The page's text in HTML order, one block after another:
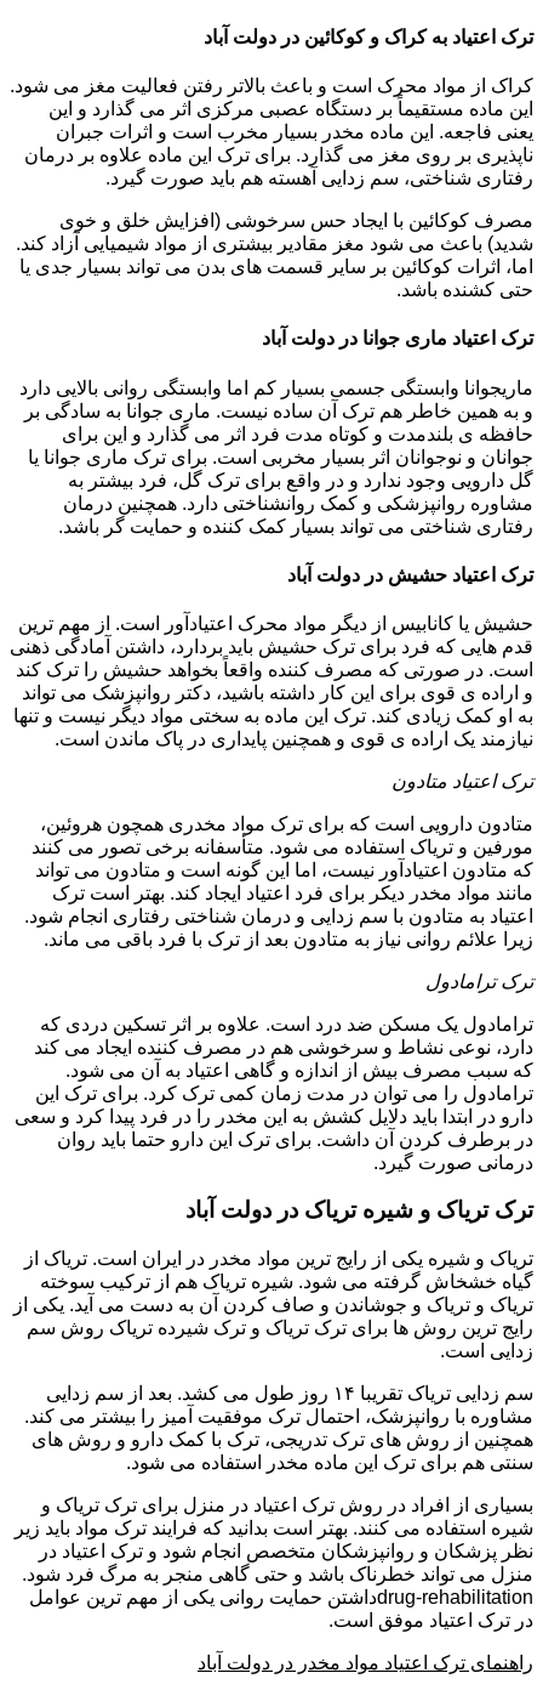
ترک اعتیاد به کراک و کوکائین در دولت آباد
کراک از مواد محرک است و باعث بالاتر رفتن فعالیت مغز می شود.
این ماده مستقیماً بر دستگاه عصبی مرکزی اثر می گذارد و این
یعنی فاجعه. این ماده مخدر بسیار مخرب است و اثرات جبران
ناپذیری بر روی مغز می گذارد. برای ترک این ماده علاوه بر درمان
رفتاری شناختی، سم زدایی آهسته هم باید صورت گیرد.
مصرف کوکائین با ایجاد حس سرخوشی (افزایش خلق و خوی
شدید) باعث می شود مغز مقادیر بیشتری از مواد شیمیایی آزاد کند.
اما، اثرات کوکائین بر سایر قسمت های بدن می تواند بسیار جدی یا
حتی کشنده باشد.
ترک اعتیاد ماری جوانا در دولت آباد
ماریجوانا وابستگی جسمی بسیار کم اما وابستگی روانی بالایی دارد
و به همین خاطر هم ترک آن ساده نیست. ماری جوانا به سادگی بر
حافظه ی بلندمدت و کوتاه مدت فرد اثر می گذارد و این برای
جوانان و نوجوانان اثر بسیار مخربی است. برای ترک ماری جوانا یا
گل دارویی وجود ندارد و در واقع برای ترک گل، فرد بیشتر به
مشاوره روانپزشکی و کمک روانشناختی دارد. همچنین درمان
رفتاری شناختی می تواند بسیار کمک کننده و حمایت گر باشد.
ترک اعتیاد حشیش در دولت آباد
حشیش یا کانابیس از دیگر مواد محرک اعتیادآور است. از مهم ترین
قدم هایی که فرد برای ترک حشیش باید بردارد، داشتن آمادگی ذهنی
است. در صورتی که مصرف کننده واقعاً بخواهد حشیش را ترک کند
و اراده ی قوی برای این کار داشته باشید، دکتر روانپزشک می تواند
به او کمک زیادی کند. ترک این ماده به سختی مواد دیگر نیست و تنها
نیازمند یک اراده ی قوی و همچنین پایداری در پاک ماندن است.
ترک اعتیاد متادون
متادون دارویی است که برای ترک مواد مخدری همچون هروئین،
مورفین و تریاک استفاده می شود. متأسفانه برخی تصور می کنند
که متادون اعتیادآور نیست، اما این گونه است و متادون می تواند
مانند مواد مخدر دیکر برای فرد اعتیاد ایجاد کند. بهتر است ترک
اعتیاد به متادون با سم زدایی و درمان شناختی رفتاری انجام شود.
زیرا علائم روانی نیاز به متادون بعد از ترک با فرد باقی می ماند.
ترک ترامادول
ترامادول یک مسکن ضد درد است. علاوه بر اثر تسکین دردی که
دارد، نوعی نشاط و سرخوشی هم در مصرف کننده ایجاد می کند
که سبب مصرف بیش از اندازه و گاهی اعتیاد به آن می شود.
ترامادول را می توان در مدت زمان کمی ترک کرد. برای ترک این
دارو در ابتدا باید دلایل کشش به این مخدر را در فرد پیدا کرد و سعی
در برطرف کردن آن داشت. برای ترک این دارو حتما باید روان
درمانی صورت گیرد.
ترک تریاک و شیره تریاک در دولت آباد
تریاک و شیره یکی از رایج ترین مواد مخدر در ایران است. تریاک از
گیاه خشخاش گرفته می شود. شیره تریاک هم از ترکیب سوخته
تریاک و تریاک و جوشاندن و صاف کردن آن به دست می آید. یکی از
رایج ترین روش ها برای ترک تریاک و ترک شیرده تریاک روش سم
زدایی است.
سم زدایی تریاک تقریبا ۱۴ روز طول می کشد. بعد از سم زدایی
مشاوره با روانپزشک، احتمال ترک موفقیت آمیز را بیشتر می کند.
همچنین از روش های ترک تدریجی، ترک با کمک دارو و روش های
سنتی هم برای ترک این ماده مخدر استفاده می شود.
بسیاری از افراد در روش ترک اعتیاد در منزل برای ترک تریاک و
شیره استفاده می کنند. بهتر است بدانید که فرایند ترک مواد باید زیر
نظر پزشکان و روانپزشکان متخصص انجام شود و ترک اعتیاد در
منزل می تواند خطرناک باشد و حتی گاهی منجر به مرگ فرد شود.
drug-rehabilitationداشتن حمایت روانی یکی از مهم ترین عوامل
در ترک اعتیاد موفق است.
راهنمای ترک اعتیاد مواد مخدر در دولت آباد